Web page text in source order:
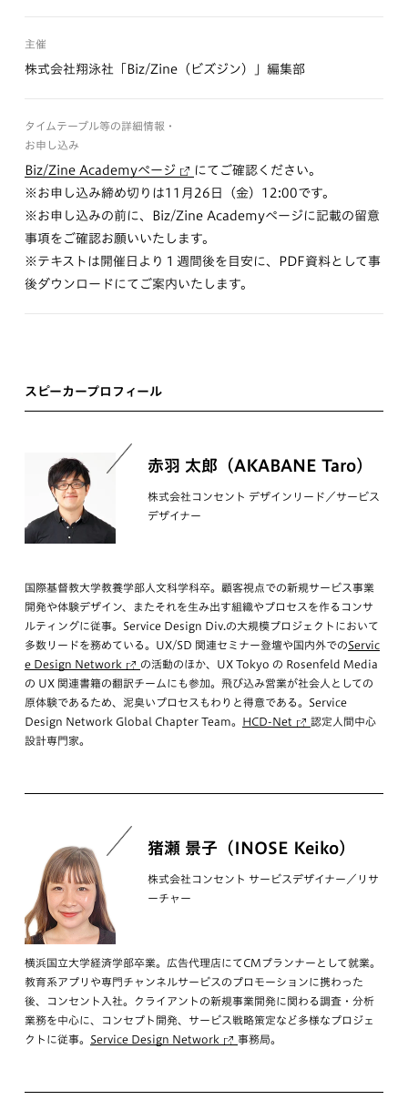
主催
株式会社翔泳社「Biz/Zine（ビズジン）」編集部
タイムテーブル等の詳細情報・
お申し込み
Biz/Zine Academyページ
にてご確認ください。
※お申し込み締め切りは11月26日（金）12:00です。
※お申し込みの前に、Biz/Zine Academyページに記載の留意
事項をご確認お願いいたします。
※テキストは開催日より１週間後を目安に、PDF資料として事
後ダウンロードにてご案内いたします。
スピーカープロフィール
赤羽 太郎（AKABANE Taro）
株式会社コンセント デザインリード／サービス
デザイナー
国際基督教大学教養学部人文科学科卒。顧客視点での新規サービス事業
開発や体験デザイン、またそれを生み出す組織やプロセスを作るコンサ
ルティングに従事。Service Design Div.の大規模プロジェクトにおいて
多数リードを務めている。UX/SD 関連セミナー登壇や国内外でのServic
e Design Network
の活動のほか、UX Tokyo の Rosenfeld Media
の UX 関連書籍の翻訳チームにも参加。飛び込み営業が社会人としての
原体験であるため、泥臭いプロセスもわりと得意である。Service
Design Network Global Chapter Team。
HCD-Net
認定人間中心
設計専門家。
猪瀬 景子（INOSE Keiko）
株式会社コンセント サービスデザイナー／リサ
ーチャー
横浜国立大学経済学部卒業。広告代理店にてCMプランナーとして就業。
教育系アプリや専門チャンネルサービスのプロモーションに携わった
後、コンセント入社。クライアントの新規事業開発に関わる調査・分析
業務を中心に、コンセプト開発、サービス戦略策定など多様なプロジェ
クトに従事。
Service Design Network 事務局。